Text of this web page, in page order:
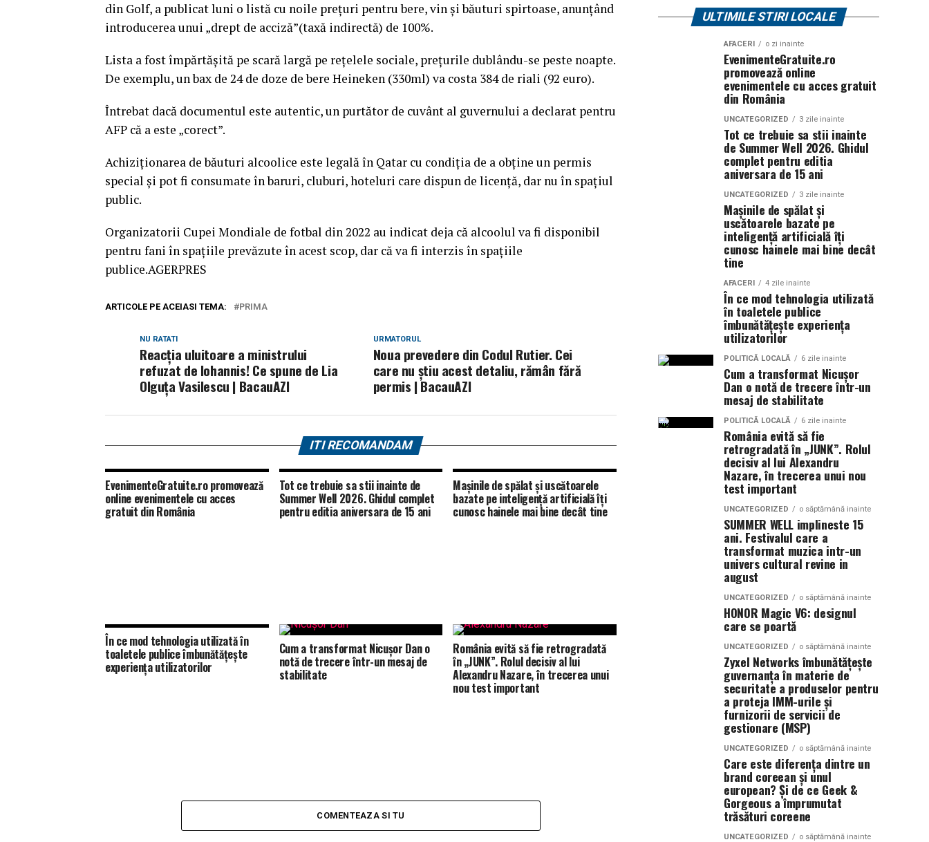
din Golf, a publicat luni o listă cu noile preţuri pentru bere, vin şi băuturi spirtoase, anunţând
introducerea unui „drept de acciză”(taxă indirectă) de 100%.
Lista a fost împărtăşită pe scară largă pe reţelele sociale, preţurile dublându-se peste noapte.
De exemplu, un bax de 24 de doze de bere Heineken (330ml) va costa 384 de riali (92 euro).
Întrebat dacă documentul este autentic, un purtător de cuvânt al guvernului a declarat pentru
AFP că a este „corect”.
Achiziţionarea de băuturi alcoolice este legală în Qatar cu condiţia de a obţine un permis
special şi pot fi consumate în baruri, cluburi, hoteluri care dispun de licenţă, dar nu în spaţiul
public.
Organizatorii Cupei Mondiale de fotbal din 2022 au indicat deja că alcoolul va fi disponibil
pentru fani în spaţiile prevăzute în acest scop, dar că va fi interzis în spaţiile
publice.AGERPRES
ARTICOLE PE ACEIASI TEMA: PRIMA
URMATORUL
Noua prevedere din Codul Rutier. Cei
care nu știu acest detaliu, rămân fără
permis | BacauAZI
NU RATATI
Reacţia uluitoare a ministrului
refuzat de Iohannis! Ce spune de Lia
Olguţa Vasilescu | BacauAZI
ITI RECOMANDAM
EvenimenteGratuite.ro promovează
online evenimentele cu acces
gratuit din România
Tot ce trebuie sa stii inainte de
Summer Well 2026. Ghidul complet
pentru editia aniversara de 15 ani
Mașinile de spălat și uscătoarele
bazate pe inteligență artificială îți
cunosc hainele mai bine decât tine
În ce mod tehnologia utilizată în
toaletele publice îmbunătățește
experiența utilizatorilor
Cum a transformat Nicușor Dan o
notă de trecere într-un mesaj de
stabilitate
România evită să fie retrogradată
în „JUNK”. Rolul decisiv al lui
Alexandru Nazare, în trecerea unui
nou test important
COMENTEAZA SI TU
ULTIMILE STIRI LOCALE
AFACERI o zi inainte
EvenimenteGratuite.ro
promovează online
evenimentele cu acces gratuit
din România
UNCATEGORIZED 3 zile inainte
Tot ce trebuie sa stii inainte
de Summer Well 2026. Ghidul
complet pentru editia
aniversara de 15 ani
UNCATEGORIZED 3 zile inainte
Mașinile de spălat și
uscătoarele bazate pe
inteligență artificială îți
cunosc hainele mai bine decât
tine
AFACERI 4 zile inainte
În ce mod tehnologia utilizată
în toaletele publice
îmbunătățește experiența
utilizatorilor
POLITICĂ LOCALĂ 6 zile inainte
Cum a transformat Nicușor
Dan o notă de trecere într-un
mesaj de stabilitate
POLITICĂ LOCALĂ 6 zile inainte
România evită să fie
retrogradată în „JUNK”. Rolul
decisiv al lui Alexandru
Nazare, în trecerea unui nou
test important
UNCATEGORIZED o săptămână inainte
SUMMER WELL implineste 15
ani. Festivalul care a
transformat muzica intr-un
univers cultural revine in
august
UNCATEGORIZED o săptămână inainte
HONOR Magic V6: designul
care se poartă
UNCATEGORIZED o săptămână inainte
Zyxel Networks îmbunătățește
guvernanța în materie de
securitate a produselor pentru
a proteja IMM-urile și
furnizorii de servicii de
gestionare (MSP)
UNCATEGORIZED o săptămână inainte
Care este diferența dintre un
brand coreean și unul
european? Și de ce Geek &
Gorgeous a împrumutat
trăsături coreene
UNCATEGORIZED o săptămână inainte